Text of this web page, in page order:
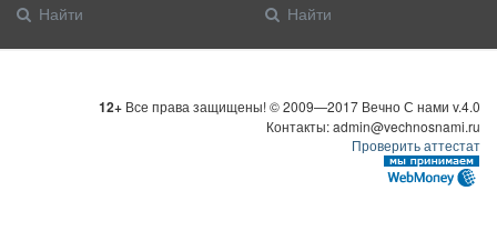
Найти
Найти
12+ Все права защищены! © 2009—2017 Вечно С нами v.4.0
Контакты: admin@vechnosnami.ru
Проверить аттестат